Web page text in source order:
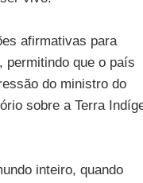
afirmativas para
que o país
do ministro do
sobre a Terra
inteiro, quando